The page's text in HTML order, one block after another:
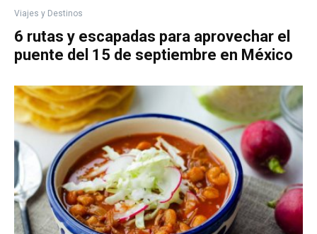
Viajes y Destinos
6 rutas y escapadas para aprovechar el
puente del 15 de septiembre en México